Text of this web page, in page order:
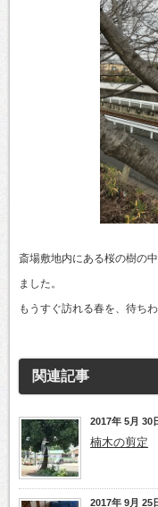
斎場敷地内にある桜の樹の
ました。
もうすぐ訪れる春を、待ち
関連記事
2017年 5月 30
楠木の剪定
2017年 9月 25